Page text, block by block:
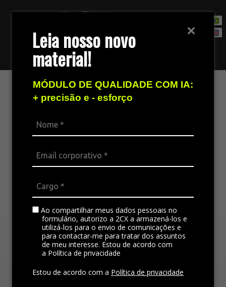
Leia nosso novo
material!
MÓDULO DE QUALIDADE COM IA:
+ precisão e - esforço
Ao compartilhar meus dados pessoais no
formulário, autorizo a 2CX a armazená-los e
utilizá-los para o envio de comunicações e
para contactar-me para tratar dos assuntos
de meu interesse. Estou de acordo com
a Política de privacidade
Estou de acordo com a Política de privacidade
Fale com nossa equipe de vendas
Agentes digitais de voz ou
Voz ou texto, revolucione sua operação de
atendimento com os Agentes Digitais
autonomia para realizar demonstrações de
produtos, negociar, coletar dados, tirar dúvidas e
enviar documentos, além de possibilitarem a
redução de custos e aumentarem a produtividade
da equipe.
volume de interações simultâneas com os clientes